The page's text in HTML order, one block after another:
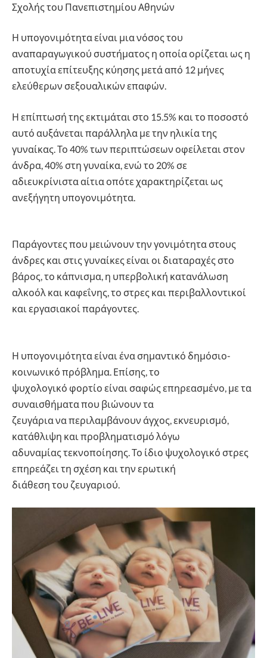
Σχολής του Πανεπιστημίου Αθηνών
Η υπογονιμότητα είναι μια νόσος του
αναπαραγωγικού συστήματος η οποία ορίζεται ως η
αποτυχία επίτευξης κύησης μετά από 12 μήνες
ελεύθερων σεξουαλικών επαφών.
Η επίπτωσή της εκτιμάται στο 15.5% και το ποσοστό
αυτό αυξάνεται παράλληλα με την ηλικία της
γυναίκας. Το 40% των περιπτώσεων οφείλεται στον
άνδρα, 40% στη γυναίκα, ενώ το 20% σε
αδιευκρίνιστα αίτια οπότε χαρακτηρίζεται ως
ανεξήγητη υπογονιμότητα.
Παράγοντες που μειώνουν την γονιμότητα στους
άνδρες και στις γυναίκες είναι οι διαταραχές στο
βάρος, το κάπνισμα, η υπερβολική κατανάλωση
αλκοόλ και καφεΐνης, το στρες και περιβαλλοντικοί
και εργασιακοί παράγοντες.
Η υπογονιμότητα είναι ένα σημαντικό δημόσιο-
κοινωνικό πρόβλημα. Επίσης, το
ψυχολογικό φορτίο είναι σαφώς επηρεασμένο, με τα
συναισθήματα που βιώνουν τα
ζευγάρια να περιλαμβάνουν άγχος, εκνευρισμό,
κατάθλιψη και προβληματισμό λόγω
αδυναμίας τεκνοποίησης. Το ίδιο ψυχολογικό στρες
επηρεάζει τη σχέση και την ερωτική
διάθεση του ζευγαριού.